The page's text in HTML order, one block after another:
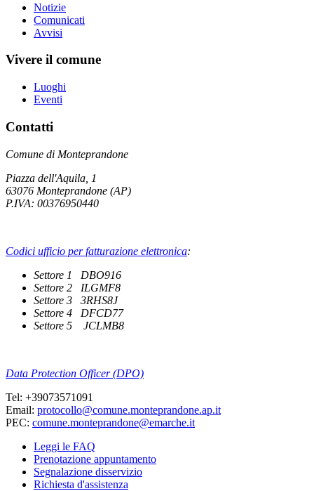
Notizie
Comunicati
Avvisi
Vivere il comune
Luoghi
Eventi
Contatti
Comune di Monteprandone
Piazza dell'Aquila, 1
63076 Monteprandone (AP)
P.IVA: 00376950440
Codici ufficio per fatturazione elettronica:
Settore 1 DBO916
Settore 2 ILGMF8
Settore 3 3RHS8J
Settore 4 DFCD77
Settore 5 JCLMB8
Data Protection Officer (DPO)
Tel: +39073571091
Email: protocollo@comune.monteprandone.ap.it
PEC: comune.monteprandone@emarche.it
Leggi le FAQ
Prenotazione appuntamento
Segnalazione disservizio
Richiesta d'assistenza